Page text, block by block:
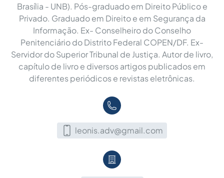
Brasília - UNB). Pós-graduado em Direito Público e
Privado. Graduado em Direito e em Segurança da
Informação. Ex- Conselheiro do Conselho
Penitenciário do Distrito Federal COPEN/DF. Ex-
Servidor do Superior Tribunal de Justiça. Autor de livro,
capítulo de livro e diversos artigos publicados em
diferentes periódicos e revistas eletrônicas.
leonis.adv@gmail.com